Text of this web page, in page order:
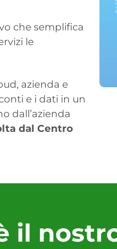
che semplifica
le
azienda e
e i dati in un
dall’azienda
dal Centro
il